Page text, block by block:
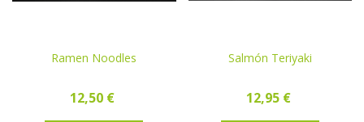
Ramen Noodles
12,50 €
Salmón Teriyaki
12,95 €